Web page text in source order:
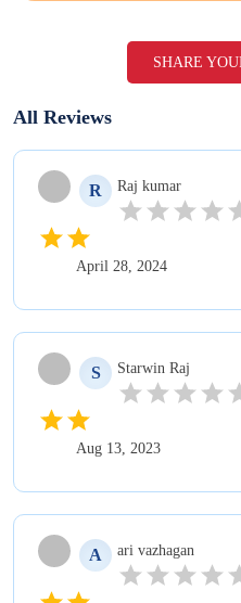
SHARE
All Reviews
R Raj kumar
April 28, 2024
S Starwin Raj
Aug 13, 2023
A ari vazhagan